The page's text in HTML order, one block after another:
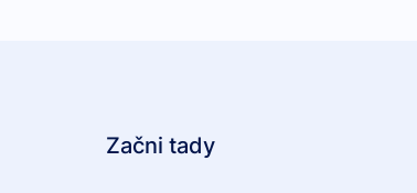
Začni tady